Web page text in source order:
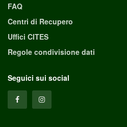
FAQ
Centri di Recupero
Uffici CITES
Regole condivisione dati
Seguici sui social